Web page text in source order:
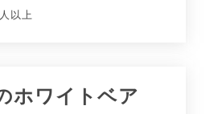
以上
ホワイトベア